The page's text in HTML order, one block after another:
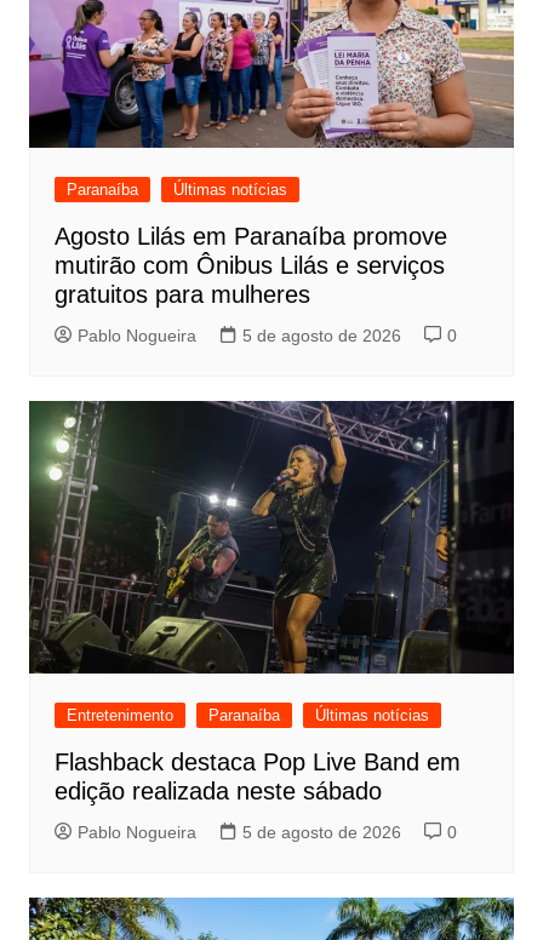
Paranaíba Últimas notícias
Agosto Lilás em Paranaíba promove
mutirão com Ônibus Lilás e serviços
gratuitos para mulheres
Pablo Nogueira 5 de agosto de 2026 0
Entretenimento Paranaíba Últimas notícias
Flashback destaca Pop Live Band em
edição realizada neste sábado
Pablo Nogueira 5 de agosto de 2026 0